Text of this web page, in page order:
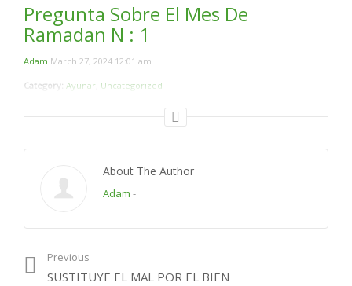
Pregunta Sobre El Mes De
Ramadan N : 1
Adam March 27, 2024 12:01 am
Category: Ayunar Uncategorized
About The Author
Adam -
Previous
SUSTITUYE EL MAL POR EL BIEN